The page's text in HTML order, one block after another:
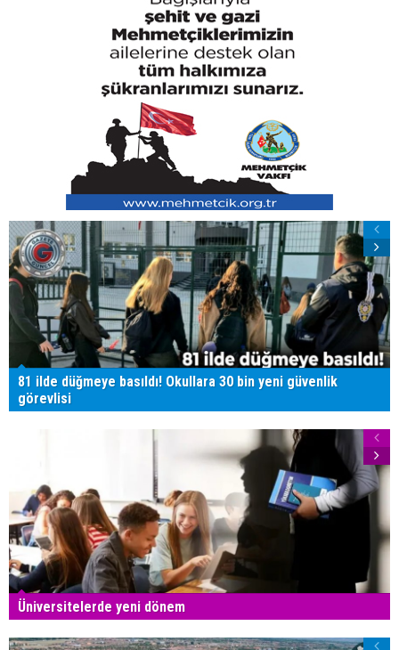
81 ilde düğmeye basıldı! Okullara 30 bin yeni güvenlik
görevlisi
Üniversitelerde yeni dönem